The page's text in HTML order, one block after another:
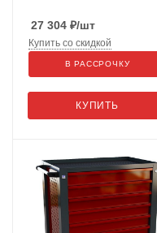
27 304 ₽/шт
КУПИТЬ
Купить со скидкой
В РАССРОЧКУ